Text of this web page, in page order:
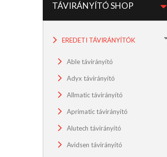
TÁVIRÁNYÍTÓ SHOP
EREDETI TÁVIRÁNYÍTÓK
Able távirányító
Adyx távirányító
Allmatic távirányító
Aprimatic távirányító
Alutech távirányító
Avidsen távirányító